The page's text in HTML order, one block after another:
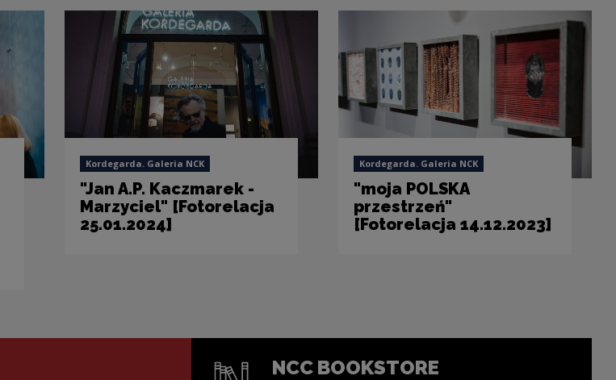
Kordegarda. Galeria NCK
"Jan A.P. Kaczmarek -
Marzyciel" [Fotorelacja
25.01.2024]
Kordegarda. Galeria NCK
"moja POLSKA
przestrzeń"
[Fotorelacja 14.12.2023]
NCC BOOKSTORE